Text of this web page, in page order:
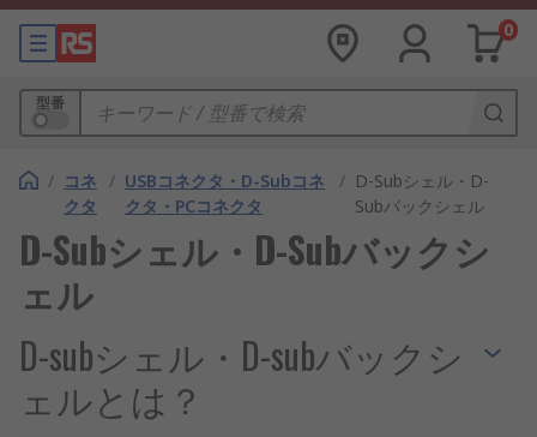
0
型番
/ コネ
クタ
/ USBコネクタ・D-Subコネ
クタ・PCコネクタ
/ D-Subシェル・D-
Subバックシェル
D-Subシェル・D-Subバックシ
ェル
D-subシェル・D-subバックシ
ェルとは？